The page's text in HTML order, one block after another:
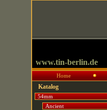
www.tin-berlin.de
Home
Katalog
54mm
Ancient